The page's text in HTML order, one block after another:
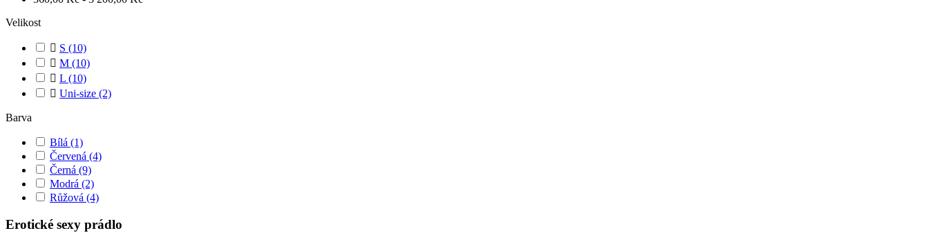
Velikost
 S (10)
 M (10)
 L (10)
 Uni-size (2)
Barva
Bílá (1)
Červená (4)
Černá (9)
Modrá (2)
Růžová (4)
Erotické sexy prádlo